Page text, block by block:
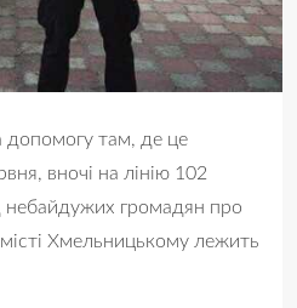
допомогу там, де це
вночі на лінію 102
небайдужих громадян про
Хмельницькому лежить